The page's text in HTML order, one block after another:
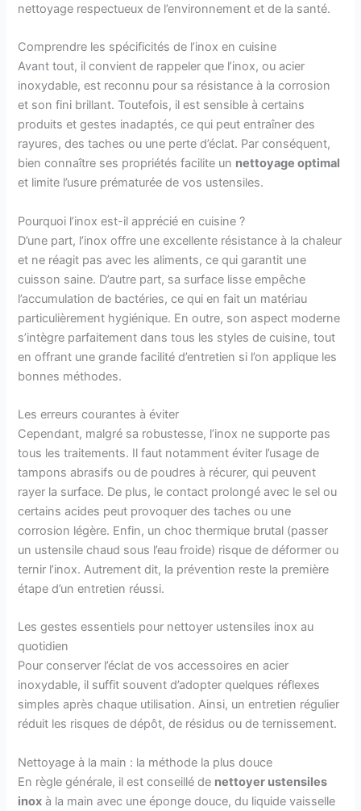
nettoyage respectueux de l’environnement et de la santé.
Comprendre les spécificités de l’inox en cuisine
Avant tout, il convient de rappeler que l’inox, ou acier
inoxydable, est reconnu pour sa résistance à la corrosion
et son fini brillant. Toutefois, il est sensible à certains
produits et gestes inadaptés, ce qui peut entraîner des
rayures, des taches ou une perte d’éclat. Par conséquent,
bien connaître ses propriétés facilite un nettoyage optimal
et limite l’usure prématurée de vos ustensiles.
Pourquoi l’inox est-il apprécié en cuisine ?
D’une part, l’inox offre une excellente résistance à la chaleur
et ne réagit pas avec les aliments, ce qui garantit une
cuisson saine. D’autre part, sa surface lisse empêche
l’accumulation de bactéries, ce qui en fait un matériau
particulièrement hygiénique. En outre, son aspect moderne
s’intègre parfaitement dans tous les styles de cuisine, tout
en offrant une grande facilité d’entretien si l’on applique les
bonnes méthodes.
Les erreurs courantes à éviter
Cependant, malgré sa robustesse, l’inox ne supporte pas
tous les traitements. Il faut notamment éviter l’usage de
tampons abrasifs ou de poudres à récurer, qui peuvent
rayer la surface. De plus, le contact prolongé avec le sel ou
certains acides peut provoquer des taches ou une
corrosion légère. Enfin, un choc thermique brutal (passer
un ustensile chaud sous l’eau froide) risque de déformer ou
ternir l’inox. Autrement dit, la prévention reste la première
étape d’un entretien réussi.
Les gestes essentiels pour nettoyer ustensiles inox au
quotidien
Pour conserver l’éclat de vos accessoires en acier
inoxydable, il suffit souvent d’adopter quelques réflexes
simples après chaque utilisation. Ainsi, un entretien régulier
réduit les risques de dépôt, de résidus ou de ternissement.
Nettoyage à la main : la méthode la plus douce
En règle générale, il est conseillé de nettoyer ustensiles
inox à la main avec une éponge douce, du liquide vaisselle